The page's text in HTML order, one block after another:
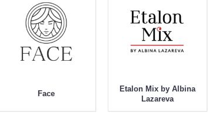
Face
Etalon Mix by Albina
Lazareva